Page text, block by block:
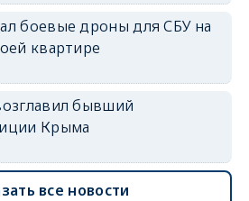
боевые дроны для СБУ на
квартире
бывший
Крыма
все новости